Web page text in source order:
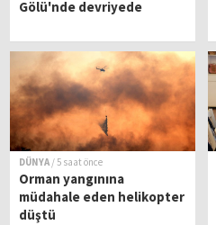
Gölü'nde devriyede
DÜNYA / 5 saat önce
Orman yangınına
müdahale eden helikopter
düştü